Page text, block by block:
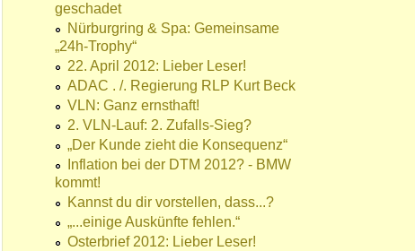
geschadet
Nürburgring & Spa: Gemeinsame
„24h-Trophy“
22. April 2012: Lieber Leser!
ADAC . /. Regierung RLP Kurt Beck
VLN: Ganz ernsthaft!
2. VLN-Lauf: 2. Zufalls-Sieg?
„Der Kunde zieht die Konsequenz“
Inflation bei der DTM 2012? - BMW
kommt!
Kannst du dir vorstellen, dass...?
„...einige Auskünfte fehlen.“
Osterbrief 2012: Lieber Leser!